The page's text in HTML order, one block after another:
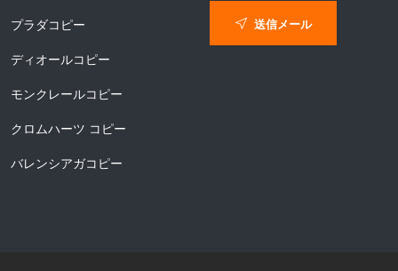
プラダコピー
ディオールコピー
モンクレールコピー
クロムハーツ コピー
バレンシアガコピー
送信メール